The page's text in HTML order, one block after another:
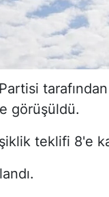
görüşüldü.
teklifi 8'e